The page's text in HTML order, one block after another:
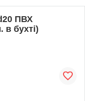
ПВХ
в бухті)